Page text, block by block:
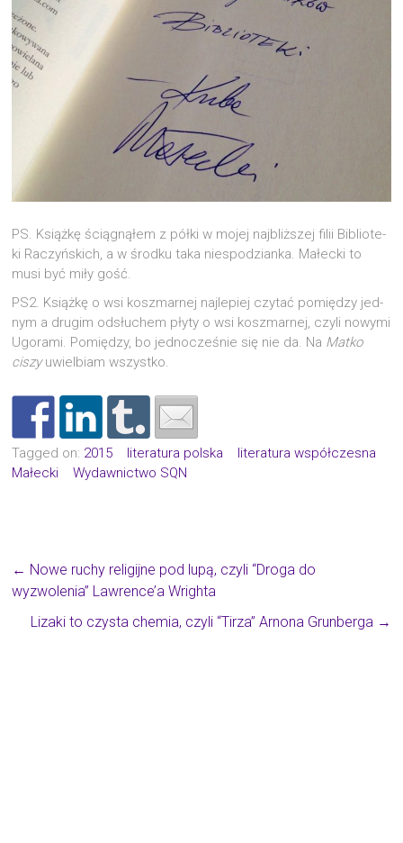
PS. Książ­kę ścią­gną­łem z pół­ki w mojej naj­bliż­szej filii Biblio­te­
ki Raczyń­skich, a w środ­ku taka nie­spo­dzian­ka. Małec­ki to
musi być miły gość.
PS2. Książ­kę o wsi kosz­mar­nej naj­le­piej czy­tać pomię­dzy jed­
nym a dru­gim odsłu­chem pły­ty o wsi kosz­mar­nej, czy­li nowy­mi
Ugo­ra­mi. Pomię­dzy, bo jed­no­cze­śnie się nie da. Na Mat­ko
ciszyuwiel­biam wszystko.
Tagged on: 2015 literatura polska
literatura współczesna
Małecki
Wydawnictwo SQN
← Nowe ruchy religijne pod lupą, czyli “Droga do
wyzwolenia” Lawrence’a Wrighta
Lizaki to czysta chemia, czyli “Tirza” Arnona Grunberga →